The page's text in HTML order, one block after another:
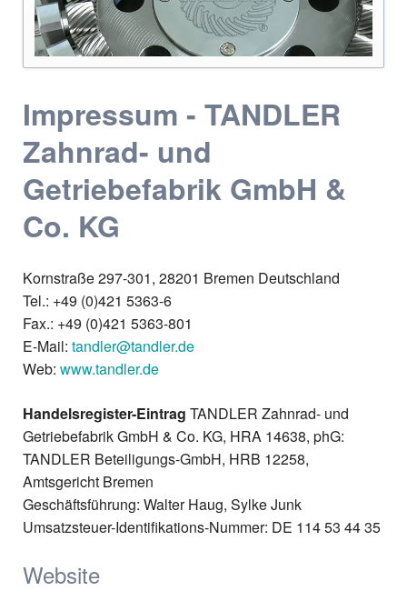
Impressum - TANDLER
Zahnrad- und
Getriebefabrik GmbH &
Co. KG
Kornstraße 297-301, 28201 Bremen Deutschland
Tel.: +49 (0)421 5363-6
Fax.: +49 (0)421 5363-801
E-Mail: tandler@tandler.de
Web: www.tandler.de
Handelsregister-Eintrag TANDLER Zahnrad- und
Getriebefabrik GmbH & Co. KG, HRA 14638, phG:
TANDLER Beteiligungs-GmbH, HRB 12258,
Amtsgericht Bremen
Geschäftsführung: Walter Haug, Sylke Junk
Umsatzsteuer-Identifikations-Nummer: DE 114 53 44 35
Website